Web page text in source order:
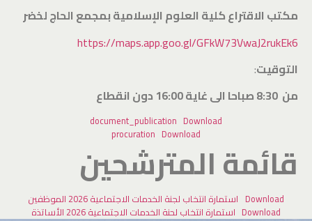
مكتب الاقتراع كلية العلوم الإسلامية بمجمع الحاج لخضر
https://maps.app.goo.gl/GFkW73VwaJ2rukEk6
:التوقيت
من 8:30 صباحا الى غاية 16:00 دون انقطاع
document_publication Download
procuration Download
قائمة المترشحين
استمارة انتخاب لجنة الخدمات الاجتماعية 2026 الموظفين Download
استمارة انتخاب لحنة الخدمات الاجتماعية 2026 الأساتذة Download